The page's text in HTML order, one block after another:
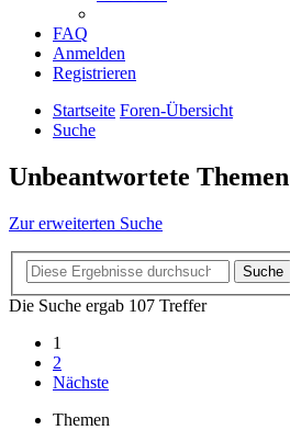
FAQ
Anmelden
Registrieren
Startseite Foren-Übersicht
Suche
Unbeantwortete Themen
Zur erweiterten Suche
Suche
Die Suche ergab 107 Treffer
1
2
Nächste
Themen